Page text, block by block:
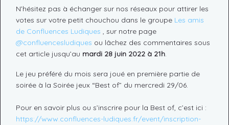
N’hésitez pas à échanger sur nos réseaux pour attirer les
votes sur votre petit chouchou dans le groupe Les amis
de Confluences Ludiques , sur notre page
@confluencesludiques ou lâchez des commentaires sous
cet article jusqu’au mardi 28 juin 2022 à 21h.
Le jeu préféré du mois sera joué en première partie de
soirée à la Soirée jeux “Best of” du mercredi 29/06.
Pour en savoir plus ou s’inscrire pour la Best of, c’est ici :
https://www.confluences-ludiques.fr/event/inscription-